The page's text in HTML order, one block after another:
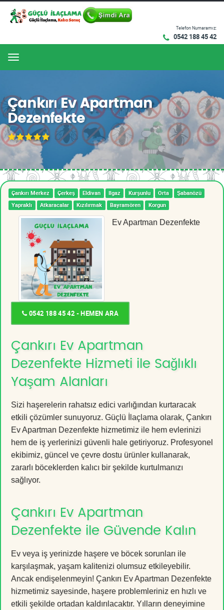
Telefon Numaramız:
0542 188 45 42
Menu
Çankırı Ev Apartman
Dezenfekte
Çankırı Merkez Çerkeş Eldivan Ilgaz Kurşunlu Orta
Şabanözü
Yapraklı
Atkaracalar Kızılırmak Bayramören Korgun
Ev Apartman Dezenfekte
0542 188 45 42 - HEMEN ARA
Çankırı Ev Apartman
Dezenfekte Hizmeti ile Sağlıklı
Yaşam Alanları
Sizi haşerelerin rahatsız edici varlığından kurtaracak
etkili çözümler sunuyoruz. Güçlü İlaçlama olarak, Çankırı
Ev Apartman Dezenfekte hizmetimiz ile hem evlerinizi
hem de iş yerlerinizi güvenli hale getiriyoruz. Profesyonel
ekibimiz, güncel ve çevre dostu ürünler kullanarak,
zararlı böceklerden kalıcı bir şekilde kurtulmanızı
sağlıyor.
Çankırı Ev Apartman
Dezenfekte ile Güvende Kalın
Ev veya iş yerinizde haşere ve böcek sorunları ile
karşılaşmak, yaşam kalitenizi olumsuz etkileyebilir.
Ancak endişelenmeyin! Çankırı Ev Apartman Dezenfekte
hizmetimiz sayesinde, haşere problemleriniz en hızlı ve
etkili şekilde ortadan kaldırılacaktır. Yılların deneyimine